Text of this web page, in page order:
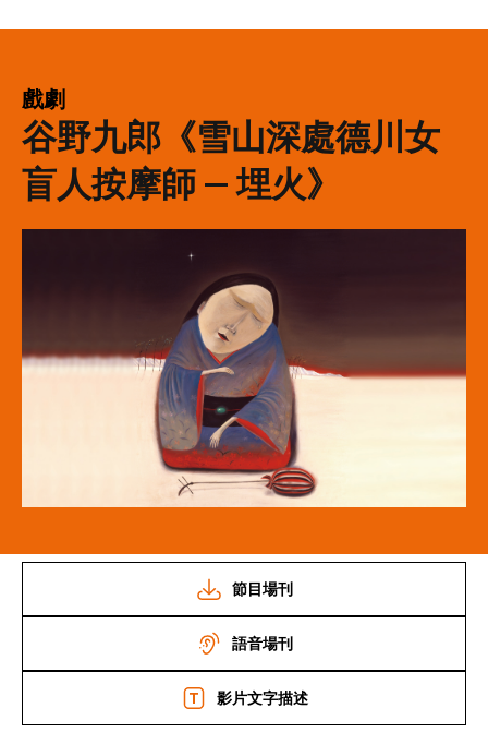
表演類別
戲劇
谷野九郎《雪山深處德川女
盲人按摩師 — 埋火》
節目場刊
語音場刊
影片文字描述